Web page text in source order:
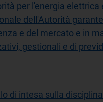
per l'energia elettrica
dell'Autorità
e del mercato e in
gestionali e di
di intesa sulla